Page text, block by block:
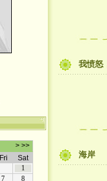
我愤怒
海岸